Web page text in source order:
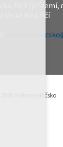
29/1 (přízemí,
Velké Meziříčí
Velkomeziříčsko